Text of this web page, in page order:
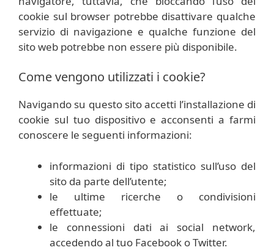
cookie sul browser potrebbe disattivare qualche
servizio di navigazione e qualche funzione del
sito web potrebbe non essere più disponibile.
Come vengono utilizzati i cookie?
Navigando su questo sito accetti l’installazione di
cookie sul tuo dispositivo e acconsenti a farmi
conoscere le seguenti informazioni:
informazioni di tipo statistico sull’uso del
sito da parte dell’utente;
le ultime ricerche o condivisioni
effettuate;
le connessioni dati ai social network,
accedendo al tuo Facebook o Twitter.